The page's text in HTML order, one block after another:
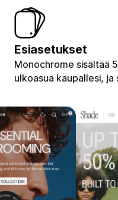
Esiasetukset
Monochrome sisältää
ulkoasua kaupallesi, ja